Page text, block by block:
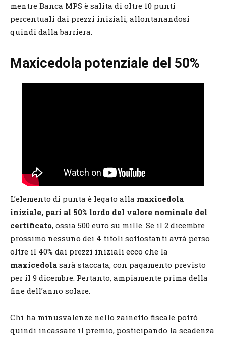
mentre Banca MPS è salita di oltre 10 punti
percentuali dai prezzi iniziali, allontanandosi
quindi dalla barriera.
Maxicedola potenziale del 50%
L’elemento di punta è legato alla maxicedola
iniziale, pari al 50% lordo del valore nominale del
certificato, ossia 500 euro su mille. Se il 2 dicembre
prossimo nessuno dei 4 titoli sottostanti avrà perso
oltre il 40% dai prezzi iniziali ecco che la
maxicedola sarà staccata, con pagamento previsto
per il 9 dicembre. Pertanto, ampiamente prima della
fine dell’anno solare.
Chi ha minusvalenze nello zainetto fiscale potrò
quindi incassare il premio, posticipando la scadenza